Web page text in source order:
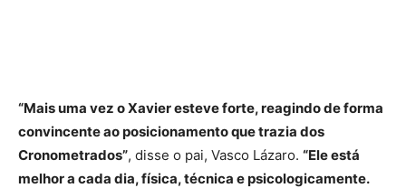
“Mais uma vez o Xavier esteve forte, reagindo de forma
convincente ao posicionamento que trazia dos
Cronometrados”, disse o pai, Vasco Lázaro. “Ele está
melhor a cada dia, física, técnica e psicologicamente.